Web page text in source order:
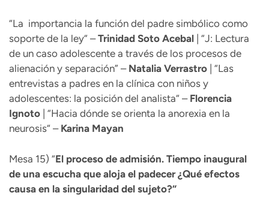
“La importancia la función del padre simbólico como
soporte de la ley“ –Trinidad Soto Acebal | “J: Lectura
de un caso adolescente a través de los procesos de
alienación y separación” – Natalia Verrastro | “Las
entrevistas a padres en la clínica con niños y
adolescentes: la posición del analista“ – Florencia
Ignoto | “Hacia dónde se orienta la anorexia en la
neurosis“ – Karina Mayan
Mesa 15) “El proceso de admisión. Tiempo inaugural
de una escucha que aloja el padecer ¿Qué efectos
causa en la singularidad del sujeto?“